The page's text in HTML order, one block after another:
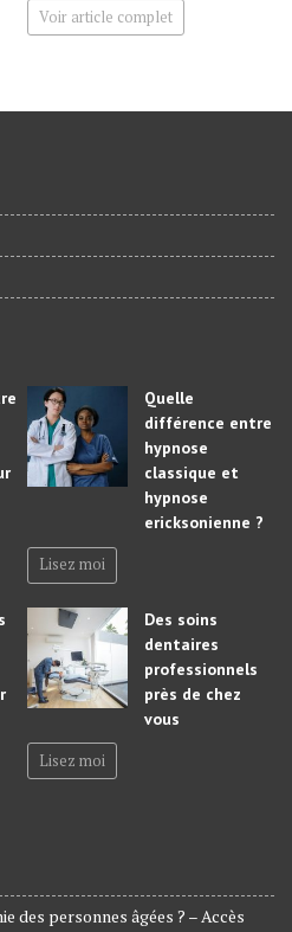
Voir article complet
Quelle
différence entre
hypnose
classique et
hypnose
ericksonienne ?
Lisez moi
Des soins
dentaires
professionnels
près de chez
vous
Lisez moi
des personnes âgées ? – Accès